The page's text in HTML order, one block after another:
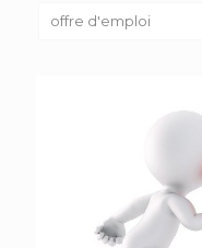
offre d'emploi